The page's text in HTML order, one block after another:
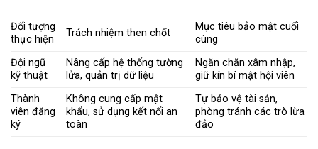
Đối tượng
thực hiện
Trách nhiệm then chốt
Mục tiêu bảo mật cuối
cùng
Đội ngũ
kỹ thuật
Nâng cấp hệ thống tường
lửa, quản trị dữ liệu
Ngăn chặn xâm nhập,
giữ kín bí mật hội viên
Thành
viên đăng
ký
Không cung cấp mật
khẩu, sử dụng kết nối an
toàn
Tự bảo vệ tài sản,
phòng tránh các trò lừa
đảo